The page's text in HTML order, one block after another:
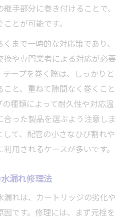
手部分に巻き付けることで、
とが可能です。
まで一時的な対応策であり、
換や専門業者による対応が必要
ープを巻く際は、しっかりと
と、重ねて隙間なく巻くこと
種類によって耐久性や対応温
合った製品を選ぶよう注意しま
して、配管の小さなひび割れや
用されるケースが多いです。
漏れ修理法
漏れは、カートリッジの劣化や
因です。修理には、まず元栓を